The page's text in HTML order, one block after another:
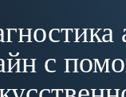
с